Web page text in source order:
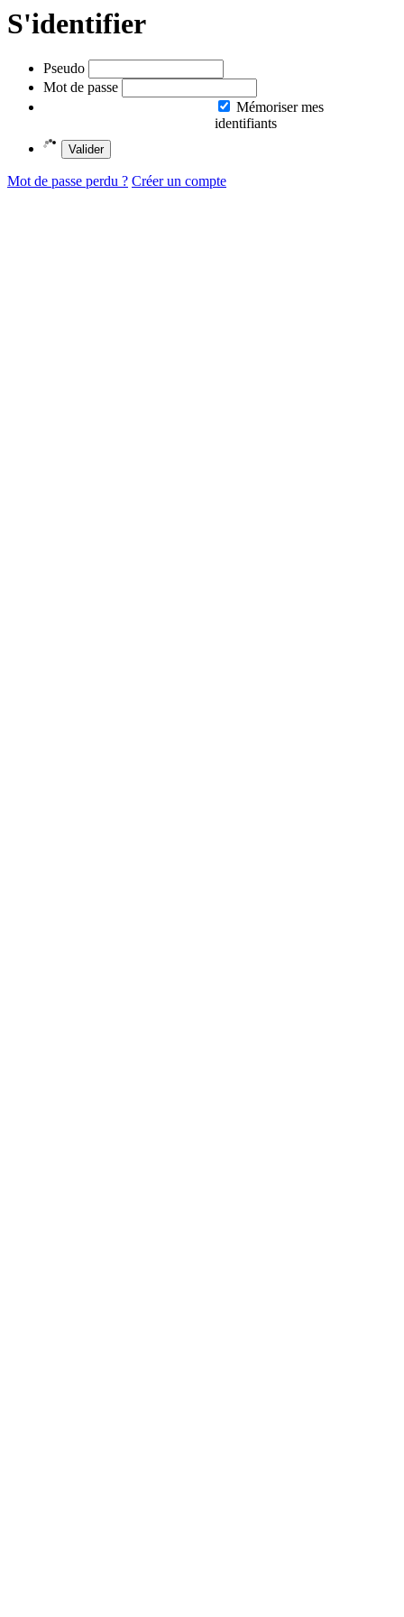
S'identifier
Pseudo
Mot de passe
Mémoriser mes
identifiants
Valider
Mot de passe perdu ? Créer un compte